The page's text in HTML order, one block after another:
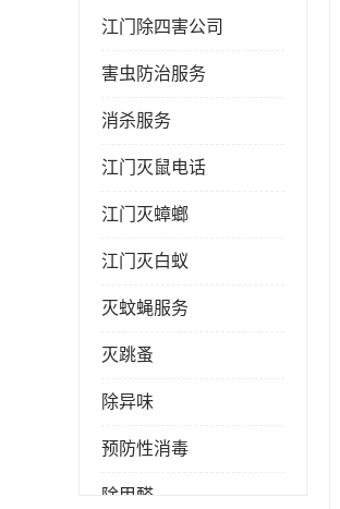
江门除四害公司
害虫防治服务
消杀服务
江门灭鼠电话
江门灭蟑螂
江门灭白蚁
灭蚊蝇服务
灭跳蚤
除异味
预防性消毒
除甲醛